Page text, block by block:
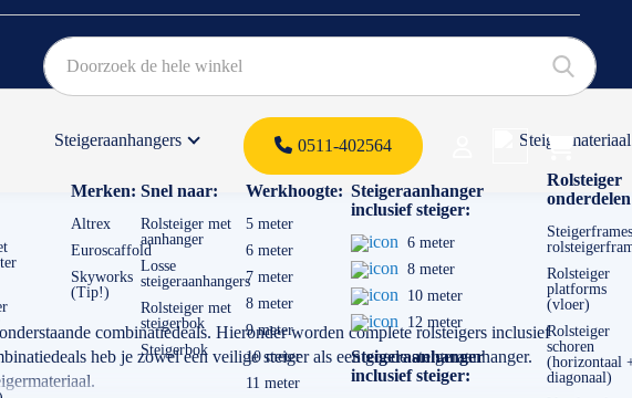
0511-402564
Steigeraanhangers
Merken:
Altrex
Euroscaffold
Skyworks
(Tip!)
Snel naar:
Rolsteiger met
aanhanger
Losse
steigeraanhangers
Rolsteiger met
steigerbok
Steigerbok
Werkhoogte:
5 meter
6 meter
7 meter
8 meter
9 meter
10 meter
11 meter
Steigeraanhanger
inclusief steiger:
6 meter
8 meter
10 meter
12 meter
Steigeraanhanger
inclusief steiger:
Steigermateriaal
Rolsteiger
Rolsteiger
platforms
(vloer)
Rolsteiger
schoren
(horizontaal
diagonaal)
combinatiedeals. Hieronder worden complete rolsteigers inclusief
heb je zowel een veilige steiger als een goede steigeraanhanger.